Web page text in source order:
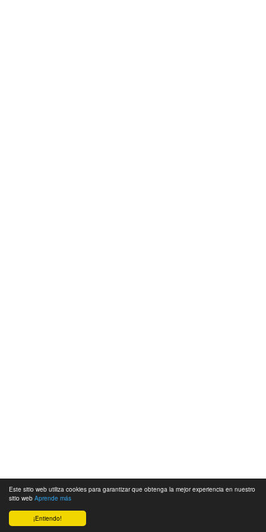
¡Entiendo!
Este sitio web utiliza cookies para garantizar que obtenga la mejor experiencia en nuestro
sitio web Aprende más